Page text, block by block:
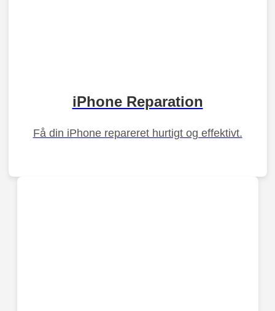
iPhone Reparation
Få din iPhone repareret hurtigt og effektivt.